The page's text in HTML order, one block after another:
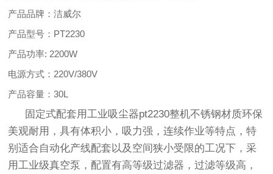
产品品牌：洁威尔
产品型号： PT2230
产品功率: 2200W
电源方式：220V/380V
产品容量：30L
固定式配套用工业吸尘器pt2230整机不锈钢材质环保
美观耐用，具有体积小，吸力强，连续作业等特点，特
别适合自动化产线配套以及空间狭小受限的工况下，采
用工业级真空泵，配置有高等级过滤器，过滤等级高，